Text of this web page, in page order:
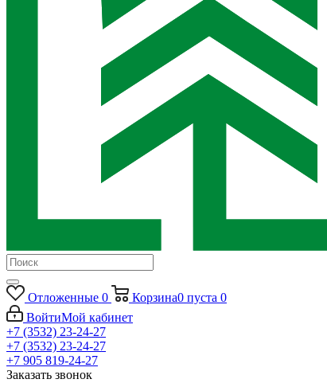
Отложенные 0 Корзина0 пуста 0
ВойтиМой кабинет
+7 (3532) 23-24-27
+7 (3532) 23-24-27
+7 905 819-24-27
Заказать звонок